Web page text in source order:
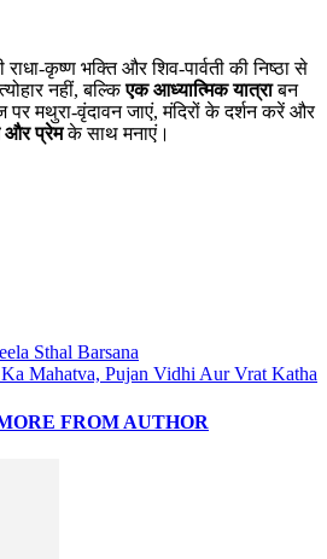
कृष्ण भक्ति और शिव-पार्वती की निष्ठा से
नहीं, बल्किएक आध्यात्मिक यात्राबन
पर मथुरा-वृंदावन जाएं, मंदिरों के दर्शन करें और
और प्रेमके साथ मनाएं।
Sthal Barsana
Mahatva, Pujan Vidhi Aur Vrat Katha
FROM AUTHOR